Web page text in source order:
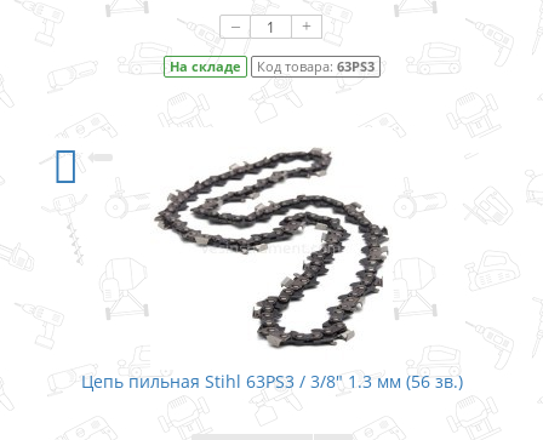
– +
На складе Код товара: 63PS3
Цепь пильная Stihl 63PS3 / 3/8″ 1.3 мм (56 зв.)